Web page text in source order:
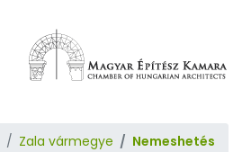
Zala vármegye Nemeshetés